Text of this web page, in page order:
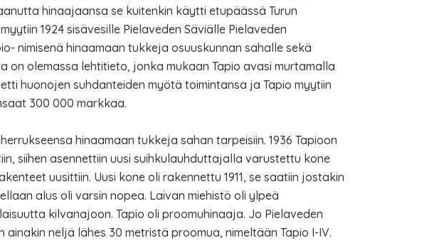
hinaajaansa se kuitenkin käytti etupäässä Turun
1924 sisävesille Pielaveden Säviälle Pielaveden
nimisenä hinaamaan tukkeja osuuskunnan sahalle sekä
on olemassa lehtitieto, jonka mukaan Tapio avasi murtamalla
huonojen suhdanteiden myötä toimintansa ja Tapio myytiin
300 000 markkaa.
hinaamaan tukkeja sahan tarpeisiin. 1936 Tapioon
siihen asennettiin uusi suihkulauhduttajalla varustettu kone
uusittiin. Uusi kone oli rakennettu 1911, se saatiin jostakin
alus oli varsin nopea. Laivan miehistö oli ylpeä
kilvanajoon. Tapio oli proomuhinaaja. Jo Pielaveden
neljä lähes 30 metristä proomua, nimeltään Tapio I-IV.